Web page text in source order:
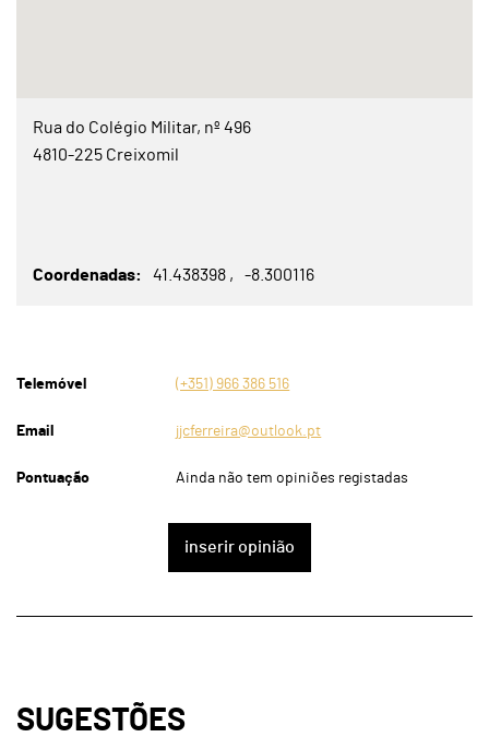
Rua do Colégio Militar, nº 496
4810-225 Creixomil
Coordenadas 41.438398 -8.300116
Telemóvel (+351) 966 386 516
Email jjcferreira@outlook.pt
Pontuação Ainda não tem opiniões registadas
inserir opinião
SUGESTÕES